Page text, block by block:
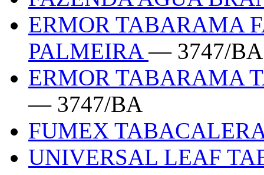
ERMOR TABARAMA
PALMEIRA— 3747/BA
ERMOR TABARAMA
— 3747/BA
FUMEX
UNIVERSAL LEAF